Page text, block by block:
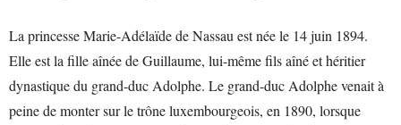
La princesse Marie-Adélaïde de Nassau est née le 14 juin 1894.
Elle est la fille aînée de Guillaume, lui-même fils aîné et héritier
dynastique du grand-duc Adolphe. Le grand-duc Adolphe venait à
peine de monter sur le trône luxembourgeois, en 1890, lorsque